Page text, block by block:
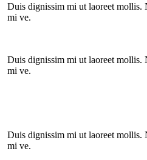
Duis dignissim mi ut laoreet mollis.
mi ve.
Duis dignissim mi ut laoreet mollis.
mi ve.
Duis dignissim mi ut laoreet mollis.
mi ve.